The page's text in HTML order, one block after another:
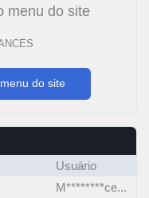
menu do site
do site
Usuário
M********ce...